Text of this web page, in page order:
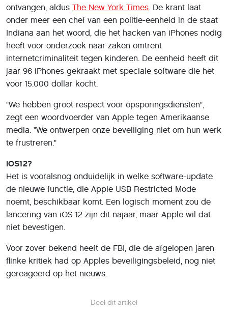
Deel dit artikel
ontvangen, aldus The New York Times. De krant laat
onder meer een chef van een politie-eenheid in de staat
Indiana aan het woord, die het hacken van iPhones nodig
heeft voor onderzoek naar zaken omtrent
internetcriminaliteit tegen kinderen. De eenheid heeft dit
jaar 96 iPhones gekraakt met speciale software die het
voor 15.000 dollar kocht.
"We hebben groot respect voor opsporingsdiensten",
zegt een woordvoerder van Apple tegen Amerikaanse
media. "We ontwerpen onze beveiliging niet om hun werk
te frustreren."
iOS12?
Het is vooralsnog onduidelijk in welke software-update
de nieuwe functie, die Apple USB Restricted Mode
noemt, beschikbaar komt. Een logisch moment zou de
lancering van iOS 12 zijn dit najaar, maar Apple wil dat
niet bevestigen.
Voor zover bekend heeft de FBI, die de afgelopen jaren
flinke kritiek had op Apples beveiligingsbeleid, nog niet
gereageerd op het nieuws.